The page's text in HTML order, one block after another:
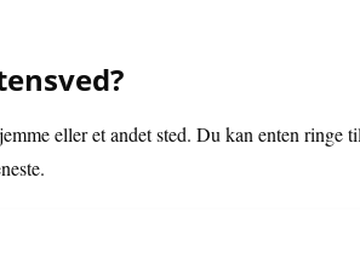
eller et andet sted. Du kan enten ringe til